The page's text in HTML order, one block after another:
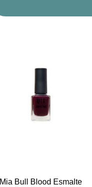
Mia Bull Blood Esmalte